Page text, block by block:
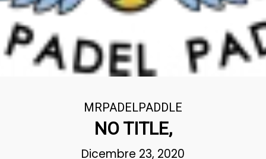
MRPADELPADDLE
NO TITLE,
Dicembre 23, 2020